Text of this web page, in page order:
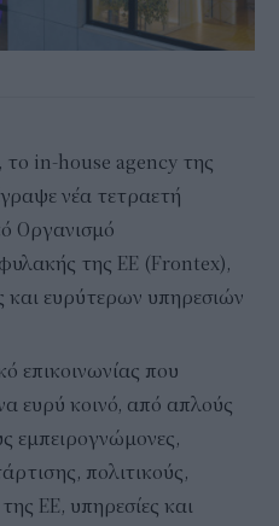
in-house agency της
νέα τετραετή
Οργανισμό
της ΕΕ (Frontex),
και ευρύτερων υπηρεσιών
επικοινωνίας που
ευρύ κοινό, από απλούς
εμπειρογνώμονες,
πολιτικούς,
ΕΕ, υπηρεσίες και